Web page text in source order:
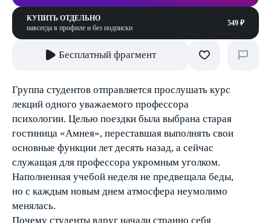
КУПИТЬ ОТДЕЛЬНО
навсегда в профиле и без подписки
549 ₽
Бесплатный фрагмент
Группа студентов отправляется прослушать курс
лекций одного уважаемого профессора
психологии. Целью поездки была выбрана старая
гостиница «Амнея», переставшая выполнять свои
основные функции лет десять назад, а сейчас
служащая для профессора укромным уголком.
Наполненная учебой неделя не предвещала беды,
но с каждым новым днем атмосфера неумолимо
менялась.
Почему студенты вдруг начали странно себя